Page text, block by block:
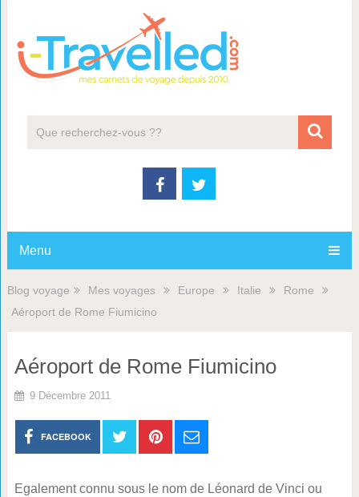
Menu
Blog voyage Mes voyages Europe Italie
Rome
Aéroport de Rome Fiumicino
Aéroport de Rome Fiumicino
9 Décembre 2011
FACEBOOK
Egalement connu sous le nom de Léonard de Vinci ou